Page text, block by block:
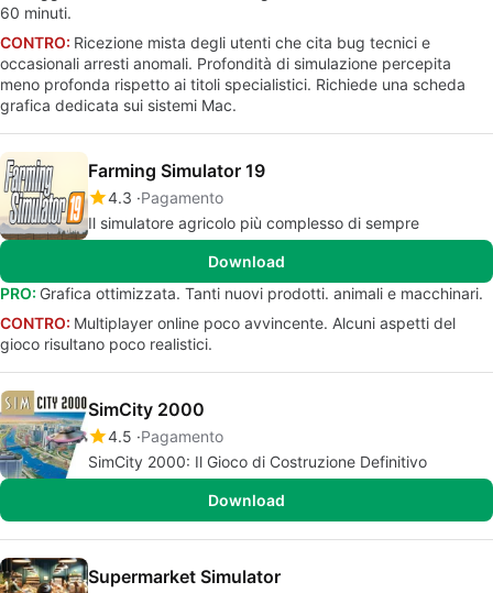
60 minuti.
CONTRO: Ricezione mista degli utenti che cita bug tecnici e
occasionali arresti anomali. Profondità di simulazione percepita
meno profonda rispetto ai titoli specialistici. Richiede una scheda
grafica dedicata sui sistemi Mac.
Farming Simulator 19
4.3 Pagamento
Il simulatore agricolo più complesso di sempre
Download
PRO: Grafica ottimizzata. Tanti nuovi prodotti. animali e macchinari.
CONTRO: Multiplayer online poco avvincente. Alcuni aspetti del
gioco risultano poco realistici.
SimCity 2000
4.5 Pagamento
SimCity 2000: Il Gioco di Costruzione Definitivo
Download
Supermarket Simulator